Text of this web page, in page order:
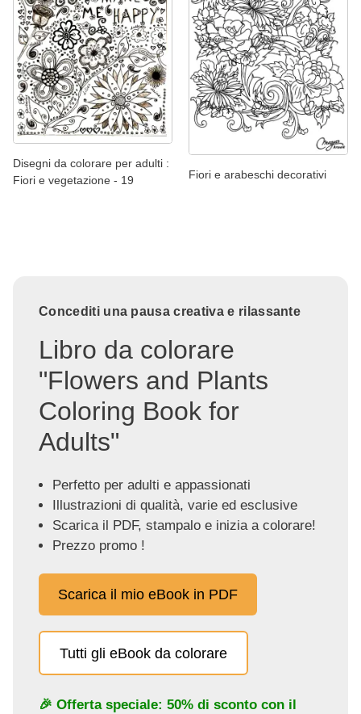
Disegni da colorare per adulti :
Fiori e vegetazione - 19
Fiori e arabeschi decorativi
Concediti una pausa creativa e rilassante
Libro da colorare
"Flowers and Plants
Coloring Book for
Adults"
Perfetto per adulti e appassionati
Illustrazioni di qualità, varie ed esclusive
Scarica il PDF, stampalo e inizia a colorare!
Prezzo promo !
Scarica il mio eBook in PDF
Tutti gli eBook da colorare
🎉 Offerta speciale: 50% di sconto con il